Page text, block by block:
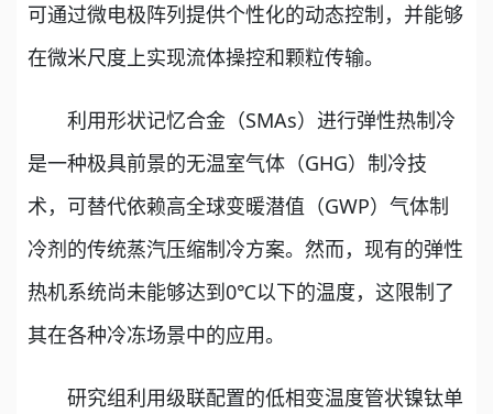
可通过微电极阵列提供个性化的动态控制，并能够
在微米尺度上实现流体操控和颗粒传输。
利用形状记忆合金（SMAs）进行弹性热制冷
是一种极具前景的无温室气体（GHG）制冷技
术，可替代依赖高全球变暖潜值（GWP）气体制
冷剂的传统蒸汽压缩制冷方案。然而，现有的弹性
热机系统尚未能够达到0℃以下的温度，这限制了
其在各种冷冻场景中的应用。
研究组利用级联配置的低相变温度管状镍钛单